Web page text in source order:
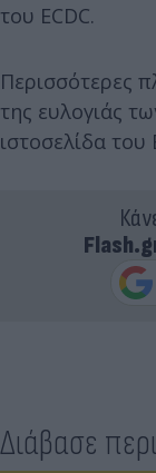
του ECDC.
Περισσότερες
της ευλογιάς
ιστοσελίδα
Διάβασε